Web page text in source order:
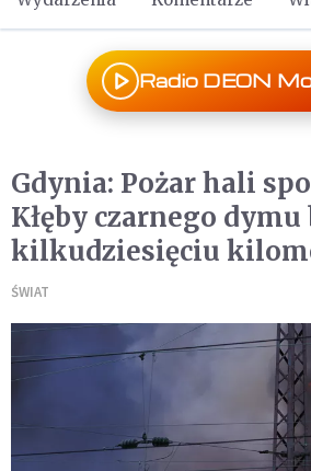
Radio DEON
Gdynia: Pożar hali
Kłęby czarnego dymu
kilkudziesięciu
ŚWIAT